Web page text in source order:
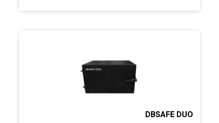
DBSAFE DUO